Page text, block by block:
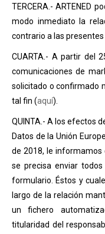
TERCERA.- ARTENED
modo inmediato la
contrario a las
CUARTA.- A partir del
comunicaciones de
solicitado o confirmado
tal fin (aquí).
QUINTA.- A los efectos
Datos de la Unión
de 2018, le informamos
se precisa enviar
formulario. Éstos y
largo de la relación
un fichero
titularidad del